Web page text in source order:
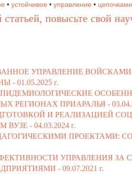
• устойчивое • управление • цепочками
повысьте свой
УПРАВЛЕНИЕ
- 01.05.2025 г.
РЕГИОНАХ ПРИАРАЛЬЯ -
И РЕАЛИЗАЦИЕЙ
ВУЗЕ - 04.03.2024 г.
ПРОЕКТАМИ:
УПРАВЛЕНИЯ ЗА
- 09.07.2021 г.